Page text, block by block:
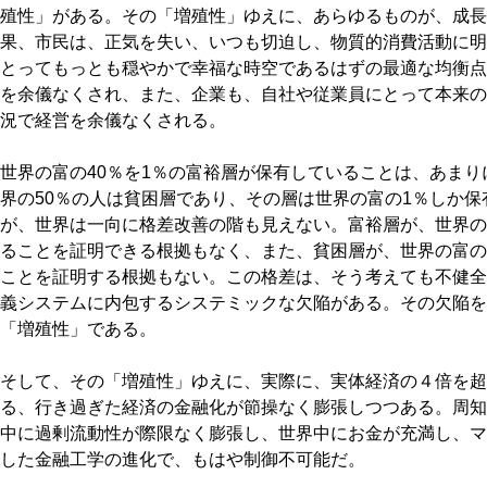
殖性」がある。その「増殖性」ゆえに、あらゆるものが、成
果、市民は、正気を失い、いつも切迫し、物質的消費活動に
とってもっとも穏やかで幸福な時空であるはずの最適な均衡
を余儀なくされ、また、企業も、自社や従業員にとって本来
況で経営を余儀なくされる。
世界の富の40％を1％の富裕層が保有していることは、あま
界の50％の人は貧困層であり、その層は世界の富の1％しか
が、世界は一向に格差改善の階も見えない。富裕層が、世界
ることを証明できる根拠もなく、また、貧困層が、世界の富
ことを証明する根拠もない。この格差は、そう考えても不健
義システムに内包するシステミックな欠陥がある。その欠陥
「増殖性」である。
そして、その「増殖性」ゆえに、実際に、実体経済の４倍を
る、行き過ぎた経済の金融化が節操なく膨張しつつある。周
中に過剰流動性が際限なく膨張し、世界中にお金が充満し、
した金融工学の進化で、もはや制御不可能だ。